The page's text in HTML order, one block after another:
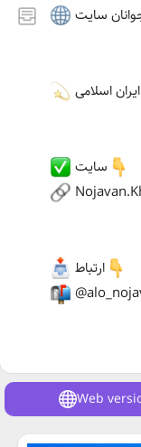
اسلامی
سایت
ارتباط
Web